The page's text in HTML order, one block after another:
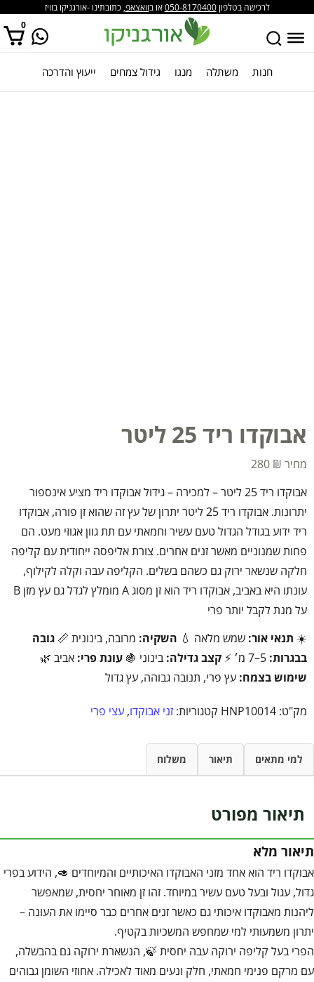
לרכישה בטלפון050-8170400או בוואצאפ, כתובתינו -אורגניקו בוויז
0
אין מוצרים בסל הקניות. חנות משתלה מנגו גידול צמחים ייעוץ והדרכה
אבוקדו ריד 25 ליטר
280 ₪
אבוקדו ריד 25 ליטר – למכירה – גידול אבוקדו ריד מציע אינספור
יתרונות. אבוקדו ריד 25 ליטר יתרון של עץ זה שהוא זן פורה, אבוקדו
ריד ידוע בגודל הגדול טעם עשיר וחמאתי עם תת גוון אגוזי מעט. הם
פחות שמנוניים מאשר זנים אחרים. צורת אליפסה ייחודית עם קליפה
חלקה שנשאר ירוק גם כשהם בשלים. הקליפה עבה וקלה לקילוף,
עונתו היא באביב, אבוקדו ריד הוא זן מסוג A מומלץ לגדל גם עץ מזן B
על מנת לקבל יותר פרי
☀️ תנאי אור: שמש מלאה 💧 השקיה: מרובה, בינונית 📏 גובה
בבגרות: 5–7 מ׳ ⚡ קצב גדילה: בינוני 🍇 עונת פרי: אביב 🌿
שימוש בצמח: עץ פרי, תנובה גבוהה, עץ גדול
מק"ט: HNP10014 קטגוריות: זני אבוקדו, עצי פרי
למי מתאים תיאור משלוח
תיאור מפורט
תיאור מלא
אבוקדו ריד הוא אחד מזני האבוקדו האיכותיים והמיוחדים 🥑, הידוע בפרי
גדול, עגול ובעל טעם עשיר במיוחד. זהו זן מאוחר יחסית, שמאפשר
ליהנות מאבוקדו איכותי גם כאשר זנים אחרים כבר סיימו את העונה –
יתרון משמעותי למי שמחפש המשכיות בקטיף.
הפרי בעל קליפה ירוקה עבה יחסית 🍃, הנשארת ירוקה גם בהבשלה,
עם מרקם פנימי חמאתי, חלק ונעים מאוד לאכילה. אחוזי השומן גבוהים